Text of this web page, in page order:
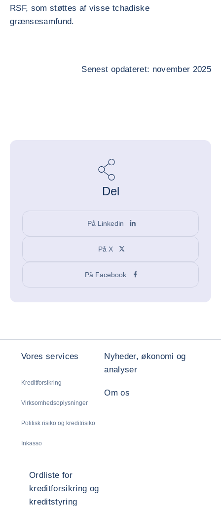
RSF, som støttes af visse tchadiske
grænsesamfund.
Senest opdateret: november 2025
Del
På Linkedin
På X
På Facebook
Vores services
Kreditforsikring
Virksomhedsoplysninger
Politisk risiko og kreditrisiko
Inkasso
Nyheder, økonomi og
analyser
Om os
Ordliste for
kreditforsikring og
kreditstyring